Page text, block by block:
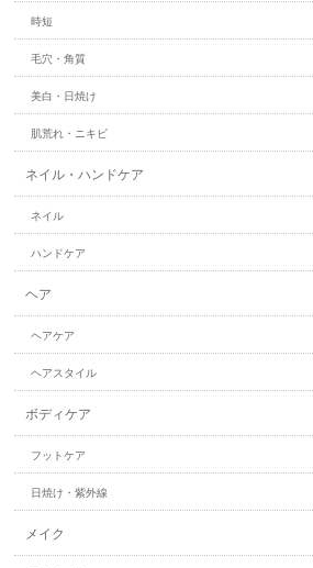
時短
毛穴・角質
美白・日焼け
肌荒れ・ニキビ
ネイル・ハンドケア
ネイル
ハンドケア
ヘア
ヘアケア
ヘアスタイル
ボディケア
フットケア
日焼け・紫外線
メイク